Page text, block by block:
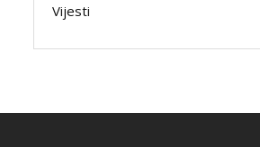
Vijesti